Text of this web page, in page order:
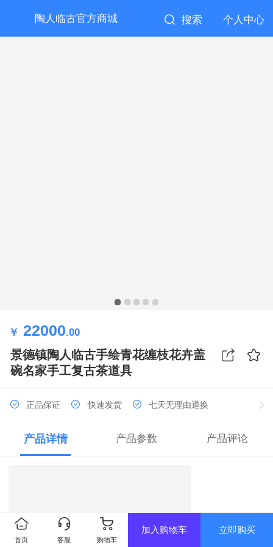
陶人临古官方商城 搜索 个人中心
￥ 22000.00
景德镇陶人临古手绘青花缠枝花卉盖
碗名家手工复古茶道具
正品保证 快速发货 七天无理由退换
产品详情 产品参数 产品评论
首页 客服 购物车
加入购物车 立即购买